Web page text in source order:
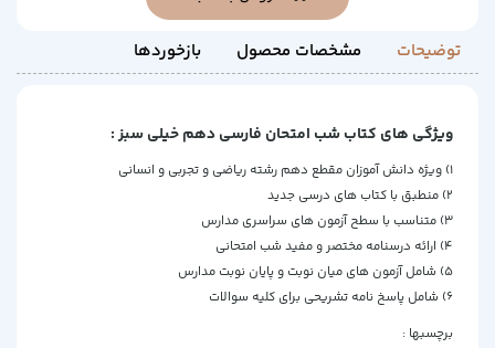
توضیحات مشخصات محصول بازخوردها
ویژگی های کتاب شب امتحان فارسی دهم خیلی سبز :
1) ویژه دانش آموزان مقطع دهم رشته ریاضی و تجربی و انسانی
2) منطبق با کتاب های درسی جدید
3) متناسب با سطح آزمون های سراسری مدارس
4) ارائه درسنامه مختصر و مفید شب امتحانی
5) شامل آزمون های میان نوبت و پایان نوبت مدارس
6) شامل پاسخ نامه تشریحی برای کلیه سوالات
برچسبها :